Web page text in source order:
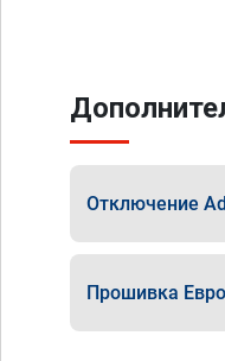
Отключение
Прошивка